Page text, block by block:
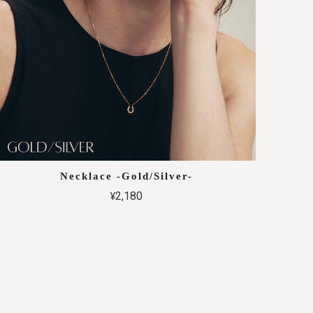
Necklace -Gold/Silver-
¥2,180